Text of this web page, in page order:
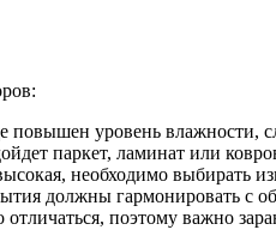
повышен уровень влажности,
паркет, ламинат или
необходимо выбирать
должны гармонировать с
поэтому важно